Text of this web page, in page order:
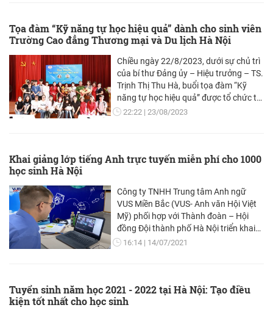
càng cần đến nó hơn. Vậy, tại sao
chúng ta phải học Tiếng Anh? Tầm
ngành dịch vụ trong thời đại 4.0 ra
sao? Hãy cùng tìm hiểu ngay sau đây.
Tọa đàm “Kỹ năng tự học hiệu quả” dành cho sinh viên
Trường Cao đẳng Thương mại và Du lịch Hà Nội
Chiều ngày 22/8/2023, dưới sự chủ trì
của bí thư Đảng ủy – Hiệu trưởng – TS.
Trịnh Thị Thu Hà, buổi tọa đàm “Kỹ
năng tự học hiệu quả” được tổ chức tại
Trường Cao đẳng Thương mại và Du
cần thiết của việc trang bị kỹ năng tự
22:22 23/08/2023
Khai giảng lớp tiếng Anh trực tuyến miễn phí cho 1000
học sinh Hà Nội
Công ty TNHH Trung tâm Anh ngữ
VUS Miền Bắc (VUS- Anh văn Hội Việt
Mỹ) phối hợp với Thành đoàn – Hội
đồng Đội thành phố Hà Nội triển khai
chương trình Nâng cao kỹ năng nghe -
16:14 14/07/2021
Tuyển sinh năm học 2021 - 2022 tại Hà Nội: Tạo điều
kiện tốt nhất cho học sinh